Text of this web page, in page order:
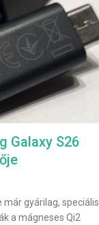
Galaxy S26
már gyárilag, speciális
a mágneses Qi2